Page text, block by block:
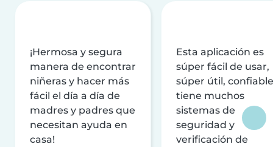
¡Hermosa y segura
manera de encontrar
niñeras y hacer más
fácil el día a día de
madres y padres que
necesitan ayuda en
casa!
Esta aplicación es
súper fácil de usar,
súper útil,
tiene muchos
sistemas de
seguridad y
verificación de